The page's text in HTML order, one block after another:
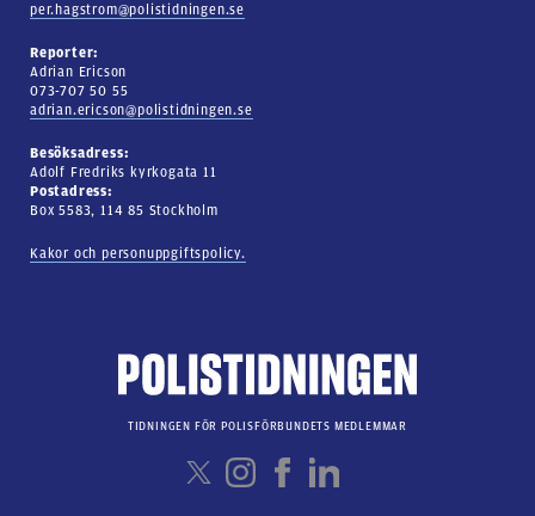
per.hagstrom@polistidningen.se
Reporter:
Adrian Ericson
073-707 50 55
adrian.ericson@polistidningen.se
Besöksadress:
Adolf Fredriks kyrkogata 11
Postadress:
Box 5583, 114 85 Stockholm
Kakor och personuppgiftspolicy.
TIDNINGEN FÖR POLISFÖRBUNDETS MEDLEMMAR